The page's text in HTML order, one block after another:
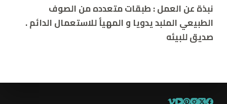
نبذة عن العمل:طبقات متعدده من الصوف
الطبيعي الملبد يدويا و المهيأ للاستعمال الدائم .
صديق للبيئه